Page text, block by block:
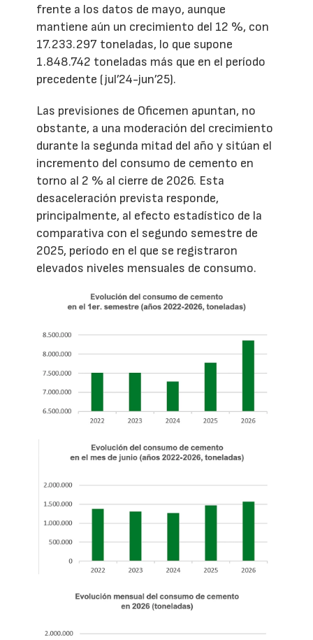
frente a los datos de mayo, aunque
mantiene aún un crecimiento del 12 %, con
17.233.297 toneladas, lo que supone
1.848.742 toneladas más que en el período
precedente (jul’24-jun’25).
Las previsiones de Oficemen apuntan, no
obstante, a una moderación del crecimiento
durante la segunda mitad del año y sitúan el
incremento del consumo de cemento en
torno al 2 % al cierre de 2026. Esta
desaceleración prevista responde,
principalmente, al efecto estadístico de la
comparativa con el segundo semestre de
2025, período en el que se registraron
elevados niveles mensuales de consumo.